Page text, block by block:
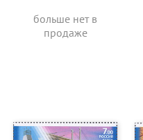
больше нет в
продаже